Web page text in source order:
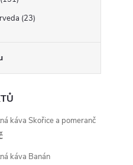
23
káva Skořice a pomeranč
káva Banán